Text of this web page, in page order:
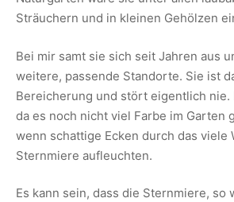
Sträuchern und in kleinen Gehölzen
Bei mir samt sie sich seit Jahren aus
weitere, passende Standorte. Sie ist
Bereicherung und stört eigentlich nie.
da es noch nicht viel Farbe im Garten
wenn schattige Ecken durch das viele
Sternmiere aufleuchten.
Es kann sein, dass die Sternmiere, so